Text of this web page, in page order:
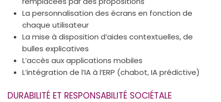
La personnalisation des écrans en fonction de
chaque utilisateur
La mise à disposition d’aides contextuelles, de
bulles explicatives
L’accès aux applications mobiles
L’intégration de l’IA à l’ERP (chabot, IA prédictive)
DURABILITÉ ET RESPONSABILITÉ SOCIÉTALE